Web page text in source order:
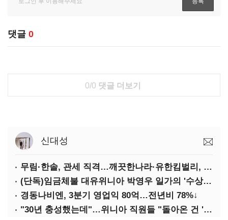
댓글 0
0/0 댓글 더보기
신대성
무림·한솔, 관세 직격…깨끗한나라·유한킴벌리, 수익성 악화
(단독)임금체불 대유위니아 박영우 일가의 '수상한 별장'
경동나비엔, 3분기 영업익 80억…전년비 78%↓
"30년 충성했는데"…위니아 직원들 "돌아온 건 '배신'"